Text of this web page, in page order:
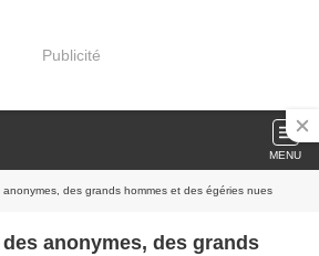
Publicité
MENU
des grands hommes et des égéries nues
anonymes, des grands